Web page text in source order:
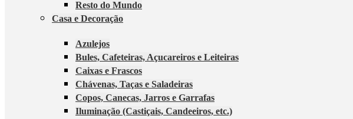
Resto do Mundo
Casa e Decoração
Azulejos
Bules, Cafeteiras, Açucareiros e Leiteiras
Caixas e Frascos
Chávenas, Taças e Saladeiras
Copos, Canecas, Jarros e Garrafas
Iluminação (Castiçais, Candeeiros, etc.)